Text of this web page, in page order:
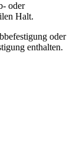
oder
Halt.
oder
enthalten.